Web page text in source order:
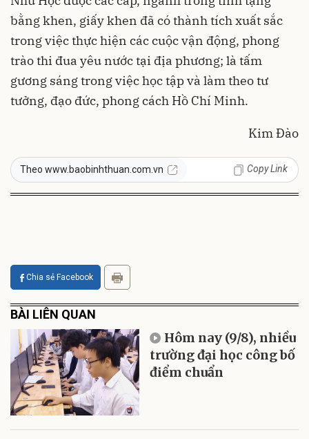
bằng khen, giấy khen đã có thành tích xuất sắc
trong việc thực hiện các cuộc vận động, phong
trào thi đua yêu nước tại địa phương; là tấm
gương sáng trong việc học tập và làm theo tư
tưởng, đạo đức, phong cách Hồ Chí Minh.
Kim Đào
Theo www.baobinhthuan.com.vn Copy Link
Chia sẻ Facebook
BÀI LIÊN QUAN
Hôm nay (9/8), nhiều
trường đại học công bố
điểm chuẩn